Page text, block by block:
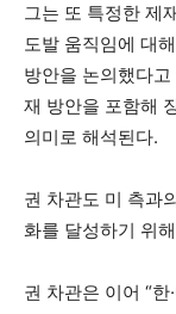
그는 또 특정한 제
도발 움직임에 대
방안을 논의했다
재 방안을 포함해
의미로 해석된다.
권 차관도 미 측과
화를 달성하기 위
권 차관은 이어 “